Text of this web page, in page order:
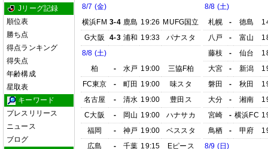
Jリーグ記録
順位表
勝ち点
得点ランキング
得失点
年齢構成
星取表
キーワード
プレスリリース
ニュース
ブログ
8/7 (金)
横浜FM 3-4 鹿島 19:26 MUFG国立
G大阪
4-3 浦和 19:33
パナスタ
8/8 (土)
柏
- 水戸 19:00
三協F柏
FC東京
- 町田 19:00
味スタ
名古屋
- 清水 19:00
豊田ス
C大阪
- 岡山 19:00
ハナサカ
福岡
- 神戸 19:00
ベススタ
広島
- 千葉 19:15
Eピース
8/8 (土)
札幌
- 徳島
八戸
- 富山
藤枝
- 仙台
大宮
- 新潟
磐田
- 秋田
大分
- 湘南
宮崎
- 横浜FC
鳥栖
- 甲府
8/9 (日)